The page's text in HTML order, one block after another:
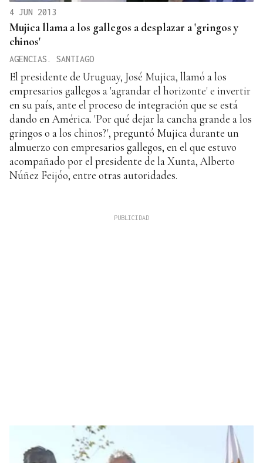
4 JUN 2013
Mujica llama a los gallegos a desplazar a 'gringos y
chinos'
AGENCIAS. SANTIAGO
El presidente de Uruguay, José Mujica, llamó a los
empresarios gallegos a 'agrandar el horizonte' e invertir
en su país, ante el proceso de integración que se está
dando en América. 'Por qué dejar la cancha grande a los
gringos o a los chinos?', preguntó Mujica durante un
almuerzo con empresarios gallegos, en el que estuvo
acompañado por el presidente de la Xunta, Alberto
Núñez Feijóo, entre otras autoridades.